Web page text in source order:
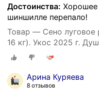
Достоинства: Хорошее
шиншилле перепало!
Товар — Сено луговое
16 кг). Укос 2025 г.
Натуральный корм и
Арина Куряева
8 отзывов